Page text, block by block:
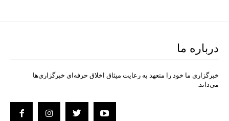
درباره ما
خبرگزاری ما خود را متعهد به رعایت میثاق اخلاق حرفه‌ای خبرگزاری‌ها
می‌داند.